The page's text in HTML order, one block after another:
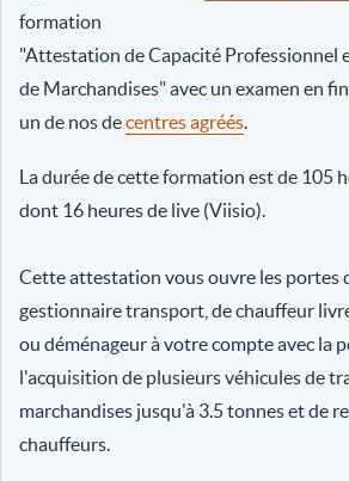
formation
"Attestation de Capacité Professionnel
de Marchandises" avec un examen en
un de nos decentres agréés
La durée de cette formation est de 105
dont 16 heures de live (Viisio).
Cette attestation vous ouvre les portes
gestionnaire transport, de chauffeur
ou déménageur à votre compte avec la
l'acquisition de plusieurs véhicules de
marchandises jusqu'à 3.5 tonnes et de
chauffeurs.